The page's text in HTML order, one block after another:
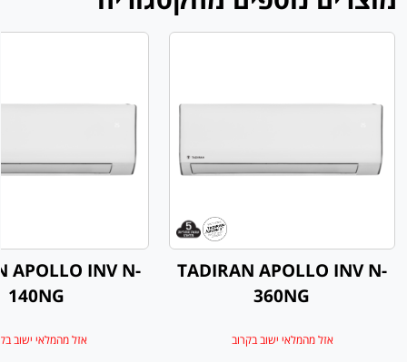
TADIRAN APOLLO INV N-
360NG
אזל מהמלאי ישוב בקרוב
APOLLO INV N-
140NG
אזל מהמלאי ישוב